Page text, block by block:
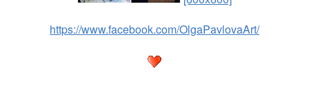
https://www.facebook.com/OlgaPavlovaArt/